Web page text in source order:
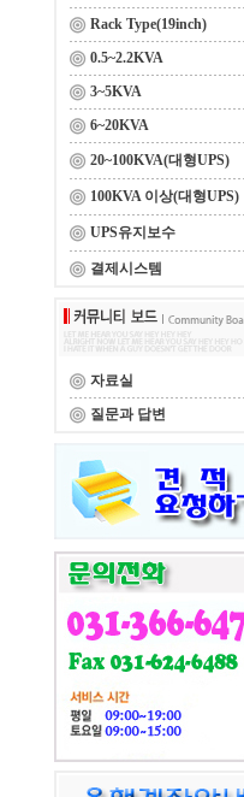
Rack Type(19inch)
0.5~2.2KVA
3~5KVA
6~20KVA
20~100KVA(대형UPS)
100KVA 이상(대형UPS)
UPS유지보수
결제시스템
자료실
질문과 답변